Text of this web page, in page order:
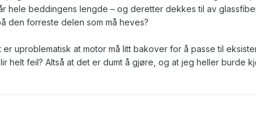
hele beddingens lengde – og deretter dekkes til av
den forreste delen som må heves?
uproblematisk at motor må litt bakover for å passe til
helt feil? Altså at det er dumt å gjøre, og at jeg heller burde